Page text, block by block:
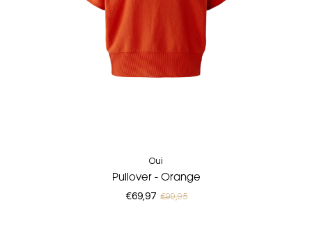
Oui
Pullover - Orange
€69,97 €99,95